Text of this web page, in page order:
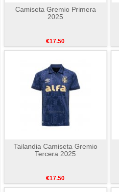
Camiseta Gremio Primera
2025
€17.50
Tailandia Camiseta Gremio
Tercera 2025
€17.50